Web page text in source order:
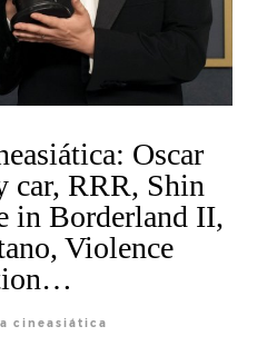
Oscar
car, RRR, Shin
in Borderland II,
Violence
cineasiática